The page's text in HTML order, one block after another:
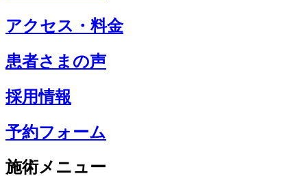
アクセス・料金
患者さまの声
採用情報
予約フォーム
施術メニュー